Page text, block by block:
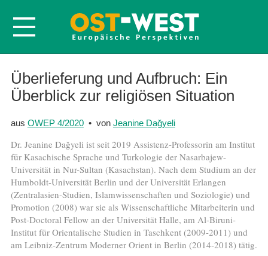
Startseite
Über OWEP
Nachbestellen
Abonnieren
Kontakt
Überlieferung und Aufbruch: Ein
Überblick zur religiösen Situation
aus OWEP 4/2020• von Jeanine Dağyeli
Dr. Jeanine Dağyeli ist seit 2019 Assistenz-Professorin am Institut
für Kasachische Sprache und Turkologie der Nasarbajew-
Universität in Nur-Sultan (Kasachstan). Nach dem Studium an der
Humboldt-Universität Berlin und der Universität Erlangen
(Zentralasien-Studien, Islamwissenschaften und Soziologie) und
Promotion (2008) war sie als Wissenschaftliche Mitarbeiterin und
Post-Doctoral Fellow an der Universität Halle, am Al-Biruni-
Institut für Orientalische Studien in Taschkent (2009-2011) und
am Leibniz-Zentrum Moderner Orient in Berlin (2014-2018) tätig.